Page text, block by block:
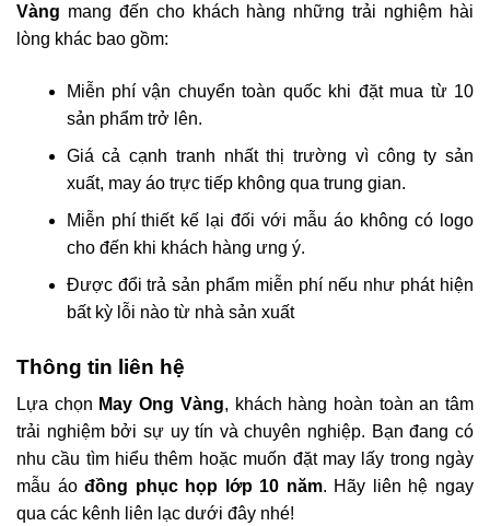
Vàng mang đến cho khách hàng những trải nghiệm hài
lòng khác bao gồm:
Miễn phí vận chuyển toàn quốc khi đặt mua từ 10
sản phẩm trở lên.
Giá cả cạnh tranh nhất thị trường vì công ty sản
xuất, may áo trực tiếp không qua trung gian.
Miễn phí thiết kế lại đối với mẫu áo không có logo
cho đến khi khách hàng ưng ý.
Được đổi trả sản phẩm miễn phí nếu như phát hiện
bất kỳ lỗi nào từ nhà sản xuất
Thông tin liên hệ
Lựa chọn May Ong Vàng, khách hàng hoàn toàn an tâm
trải nghiệm bởi sự uy tín và chuyên nghiệp. Bạn đang có
nhu cầu tìm hiểu thêm hoặc muốn đặt may lấy trong ngày
mẫu áođồng phục họp lớp 10 năm. Hãy liên hệ ngay
qua các kênh liên lạc dưới đây nhé!